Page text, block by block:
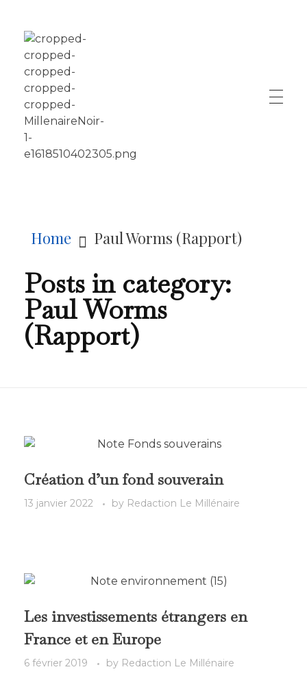
Home Paul Worms (Rapport)
Posts in category:
Paul Worms
(Rapport)
Création d’un fond souverain
13 janvier 2022 by Redaction Le Millénaire
Les investissements étrangers en
France et en Europe
6 février 2019 by Redaction Le Millénaire